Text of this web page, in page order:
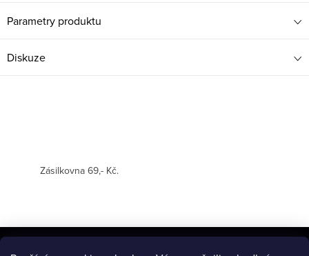
Parametry produktu
Diskuze
Zásilkovna 69,- Kč.
Z